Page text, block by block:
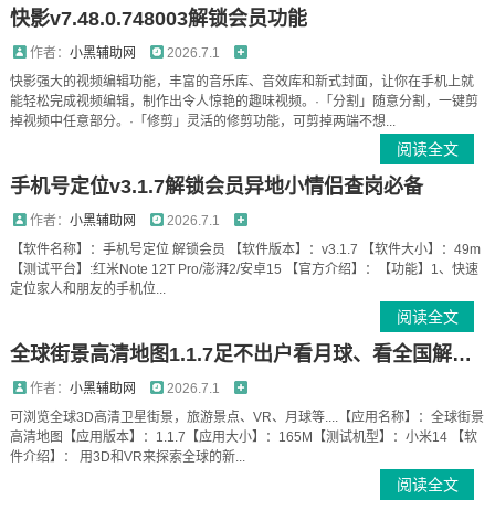
快影v7.48.0.748003解锁会员功能
作者： 小黑辅助网
2026.7.1
快影强大的视频编辑功能，丰富的音乐库、音效库和新式封面，让你在手机上就
能轻松完成视频编辑，制作出令人惊艳的趣味视频。·「分割」随意分割，一键剪
掉视频中任意部分。·「修剪」灵活的修剪功能，可剪掉两端不想...
阅读全文
手机号定位v3.1.7解锁会员异地小情侣查岗必备
作者： 小黑辅助网
2026.7.1
【软件名称】：手机号定位 解锁会员 【软件版本】：v3.1.7 【软件大小】：49m
【测试平台】:红米Note 12T Pro/澎湃2/安卓15 【官方介绍】：【功能】1、快速
定位家人和朋友的手机位...
阅读全文
全球街景高清地图1.1.7足不出户看月球、看全国解锁VIP
作者： 小黑辅助网
2026.7.1
可浏览全球3D高清卫星街景，旅游景点、VR、月球等....【应用名称】：全球街景
高清地图【应用版本】：1.1.7【应用大小】：165M【测试机型】：小米14 【软
件介绍】： 用3D和VR来探索全球的新...
阅读全文